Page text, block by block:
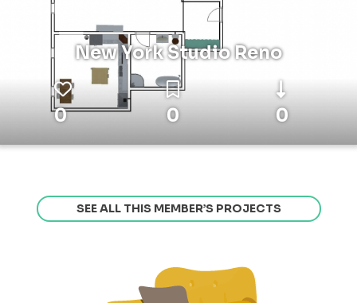
New York Studio Reno
0 0 0
SEE ALL THIS MEMBER’S PROJECTS